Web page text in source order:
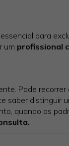
para
um profissional
Pode recorrer
saber distinguir
quando os